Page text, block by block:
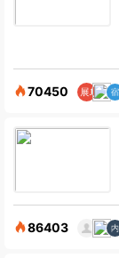
70450
86403